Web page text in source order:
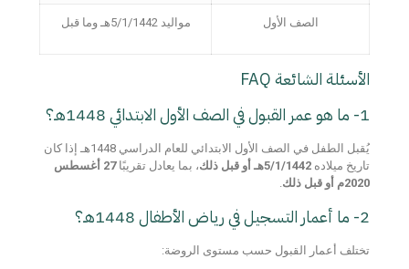
الصف الأول مواليد 5/1/1442هـ وما قبل
الأسئلة الشائعة FAQ
1- ما هو عمر القبول في الصف الأول الابتدائي 1448هـ؟
يُقبل الطفل في الصف الأول الابتدائي للعام الدراسي 1448هـ إذا كان
تاريخ ميلاده 5/1/1442هـ أو قبل ذلك ، بما يعادل تقريبًا
27 أغسطس
2020م أو قبل ذلك
.
2- ما أعمار التسجيل في رياض الأطفال 1448هـ؟
تختلف أعمار القبول حسب مستوى الروضة: